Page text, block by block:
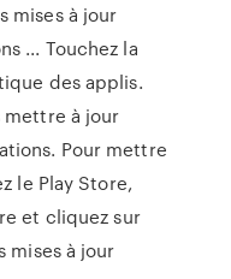
mises à jour
... Touchez la
des applis.
mettre à jour
Pour mettre
le Play Store,
et cliquez sur
mises à jour